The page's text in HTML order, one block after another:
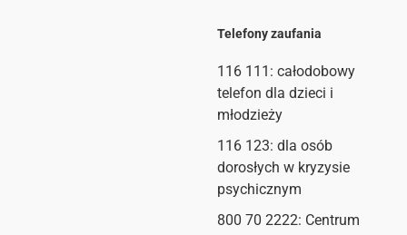
Telefony zaufania
116 111 : całodobowy
telefon dla dzieci i
młodzieży
116 123: dla osób
dorosłych w kryzysie
psychicznym
800 70 2222: Centrum